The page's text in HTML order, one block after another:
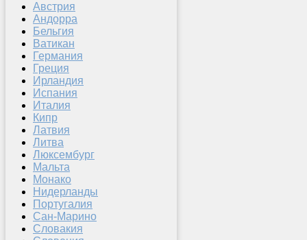
Австрия
Андорра
Бельгия
Ватикан
Германия
Греция
Ирландия
Испания
Италия
Кипр
Латвия
Литва
Люксембург
Мальта
Монако
Нидерланды
Португалия
Сан-Марино
Словакия